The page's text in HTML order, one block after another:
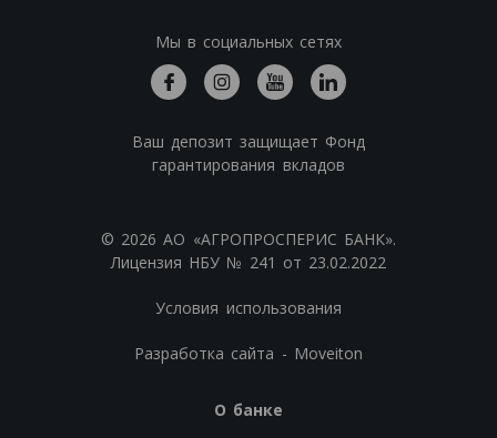
Мы в социальных сетях
Ваш депозит защищает Фонд
гарантирования вкладов
© 2026 АО «АГРОПРОСПЕРИС БАНК».
Лицензия НБУ № 241 от 23.02.2022
Условия использования
Разработка сайта - Moveiton
О банке